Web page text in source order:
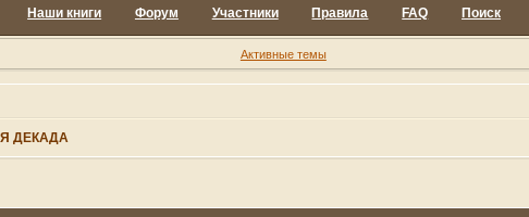
Наши книги Форум Участники Правила FAQ Поиск
Активные темы
ДЕКАДА